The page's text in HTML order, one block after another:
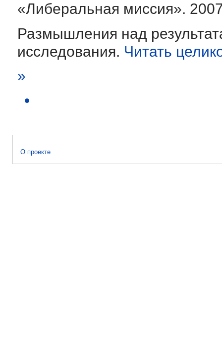
«Либеральная миссия».
Размышления над
исследования. Читать
»
О проекте